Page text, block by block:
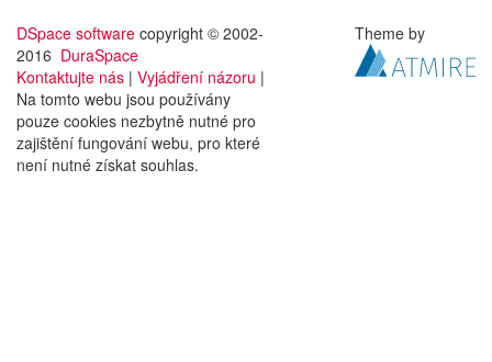
DSpace software copyright © 2002-
2016 DuraSpace
Kontaktujte nás | Vyjádření názoru |
Na tomto webu jsou používány
pouze cookies nezbytně nutné pro
zajištění fungování webu, pro které
není nutné získat souhlas.
Theme by